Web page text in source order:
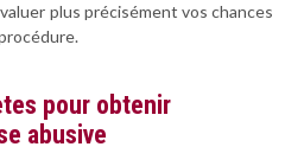
plus précisément vos chances
pour obtenir
abusive